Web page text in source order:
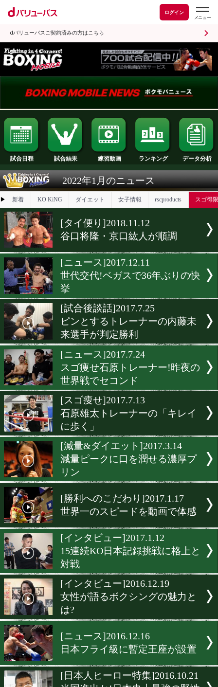
ログイン
dバリューパスご契約済みの方はこちら
試合日程 試合結果 練習動画 ランキング
2022年1月のニュース
▶ 新着 KO KiNG ダイエット 女子情報
[タイ便り]2018.11.12
谷口将隆・京口紘人が順調
[ニュース]2017.12.11
世代交代!ベガスで36年ぶ
挙
[試合後談話]2017.7.25
ピンとするトレーナーの内
来選手が判定勝利
[ニュース]2017.7.24
スゴ痩せ石原トレーナー!
世界戦でセコンド
[スゴ痩せ]2017.7.13
石原雄太トレーナーの「キ
に歩く」
[減量&ダイエット
減量ピークに口を潤せる濃
リン
[勝利へのこだわり
世界一のスピードを動画で
[インタビュー]2017.1.12
15連続KO日本記録挑戦に
対戦